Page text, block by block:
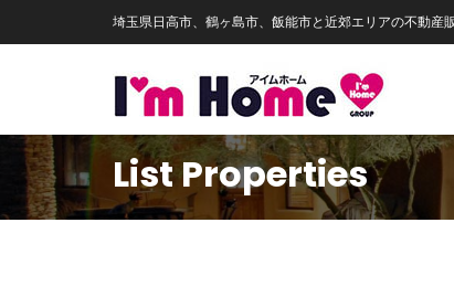
埼玉県日高市、鶴ヶ島市、飯能市と近郊エリアの不動産
List Properties